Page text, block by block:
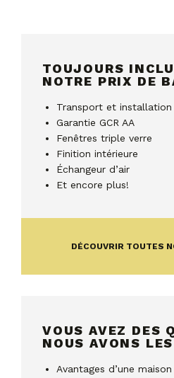
TOUJOURS
NOTRE PRIX DE
Transport et installation
Garantie GCR AA
Fenêtres triple verre
Finition intérieure
Échangeur d’air
Et encore plus!
DÉCOUVRIR TOUTES
VOUS AVEZ DES
NOUS AVONS
Avantages d’une maison